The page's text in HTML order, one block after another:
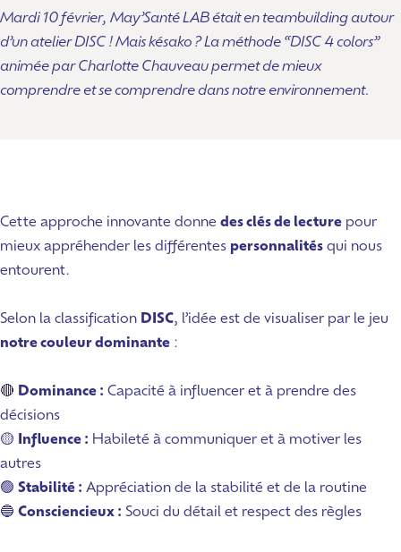
Mardi 10 février, May’Santé LAB était en teambuilding autour
d’un atelier DISC ! Mais késako ? La méthode “DISC 4 colors”
animée par Charlotte Chauveau permet de mieux
comprendre et se comprendre dans notre environnement.
Cette approche innovante donne des clés de lecture pour
mieux appréhender les différentes personnalités qui nous
entourent.
Selon la classification DISC, l’idée est de visualiser par le jeu
notre couleur dominante :
🔴 Dominance : Capacité à influencer et à prendre des
décisions
🟡
Influence : Habileté à communiquer et à motiver les
autres
🟢 Stabilité : Appréciation de la stabilité et de la routine
🔵 Consciencieux : Souci du détail et respect des règles